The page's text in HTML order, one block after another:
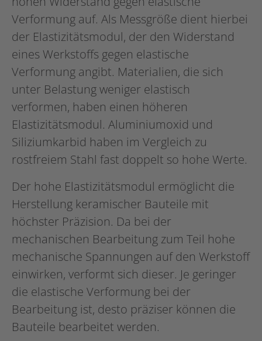
Verformung auf. Als Messgröße dient hierbei
der Elastizitätsmodul, der den Widerstand
eines Werkstoffs gegen elastische
Verformung angibt. Materialien, die sich
unter Belastung weniger elastisch
verformen, haben einen höheren
Elastizitätsmodul. Aluminiumoxid und
Siliziumkarbid haben im Vergleich zu
rostfreiem Stahl fast doppelt so hohe Werte.
Der hohe Elastizitätsmodul ermöglicht die
Herstellung keramischer Bauteile mit
höchster Präzision. Da bei der
mechanischen Bearbeitung zum Teil hohe
mechanische Spannungen auf den Werkstoff
einwirken, verformt sich dieser. Je geringer
die elastische Verformung bei der
Bearbeitung ist, desto präziser können die
Bauteile bearbeitet werden.